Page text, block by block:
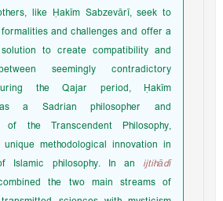
like Ḥakīm Sabzevārī, seek to
formalities and challenges and offer a
solution to create compatibility and
seemingly contradictory
the Qajar period, Ḥakīm
as a Sadrian philosopher and
of the Transcendent Philosophy,
unique methodological innovation in
Islamic philosophy. In anijtihādī
the two main streams of